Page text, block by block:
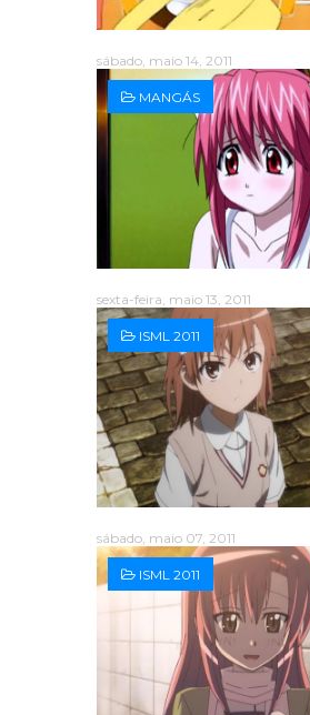
sábado, maio 14, 2011
MANGÁS
sexta-feira, maio 13, 2011
ISML 2011
sábado, maio 07, 2011
ISML 2011